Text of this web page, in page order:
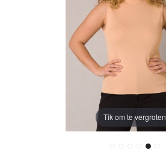
Tik om te vergroten